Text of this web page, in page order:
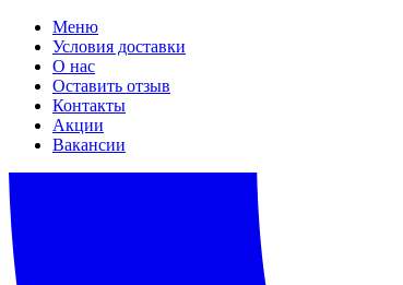
Меню
Условия доставки
О нас
Оставить отзыв
Контакты
Акции
Вакансии